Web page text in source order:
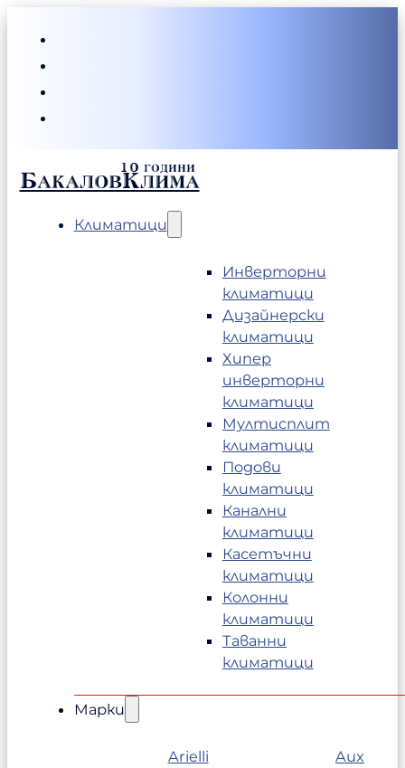
БакаловКлима
Климатици
Инверторни
климатици
Дизайнерски
климатици
Хипер
инверторни
климатици
Мултисплит
климатици
Подови
климатици
Канални
климатици
Касетъчни
климатици
Колонни
климатици
Таванни
климатици
Марки
Arielli
Aux